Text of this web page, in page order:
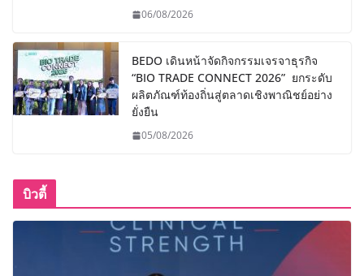
06/08/2026
BEDO เดินหน้าจัดกิจกรรมเจรจาธุรกิจ
“BIO TRADE CONNECT 2026” ยกระดับ
ผลิตภัณฑ์ท้องถิ่นสู่ตลาดเชิงพาณิชย์อย่าง
ยั่งยืน
05/08/2026
บิวตี้